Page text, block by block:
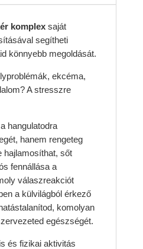
komplexsaját
segítheti
könnyebb megoldását.
ekcéma,
A stresszre
hangulatodra
hanem rengeteg
hajlamosíthat, sőt
fennállása a
válaszreakciót
a külvilágból érkező
komolyan
egészségét.
és fizikai aktivitás